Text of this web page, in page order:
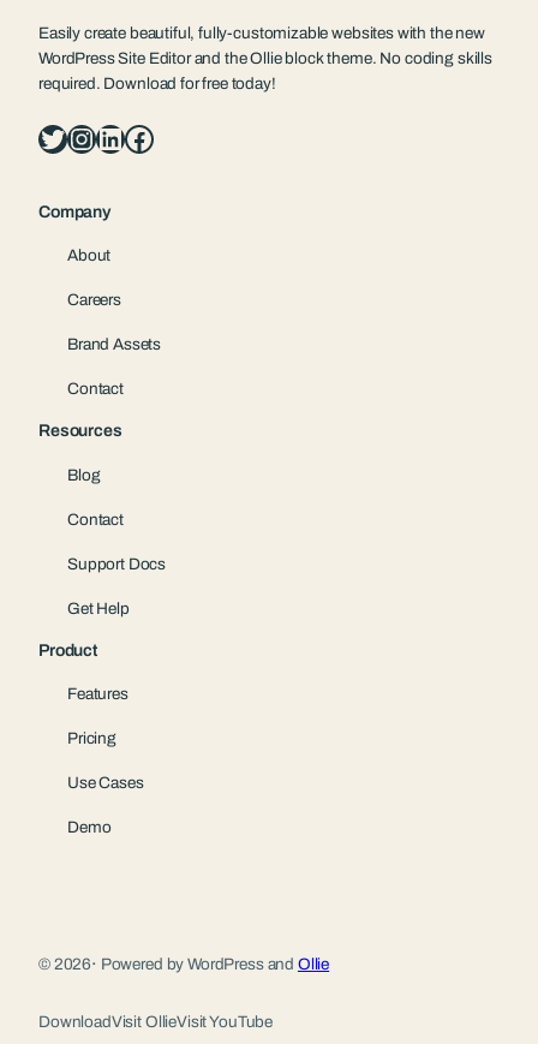
Easily create beautiful, fully-customizable websites with the new
WordPress Site Editor and the Ollie block theme. No coding skills
required. Download for free today!
Twitter InstagramLinkedIn Facebook
Company
About
Careers
Brand Assets
Contact
Resources
Blog
Contact
Support Docs
Get Help
Product
Features
Pricing
Use Cases
Demo
© 2026· Powered by WordPress and Ollie
DownloadVisit OllieVisit YouTube